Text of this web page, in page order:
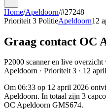
Home/Apeldoorn/#27248
Prioriteit 3 PolitieApeldoorn12
Graag contact OC
P2000 scanner en live
Apeldoorn · Prioriteit 3 · 12
Om 06:33 op 12 april 2026
Apeldoorn. In totaal zijn 3
OC Apeldoorn GMS674.